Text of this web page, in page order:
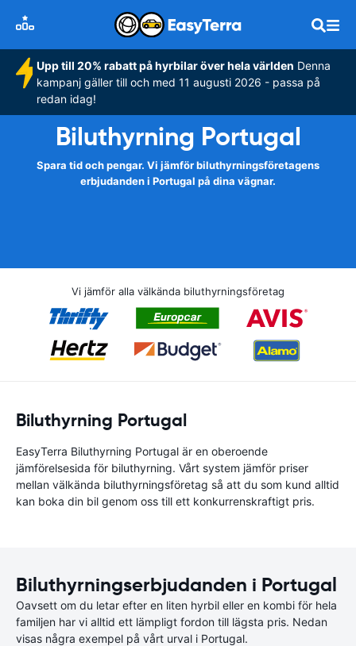
Upp till 20% rabatt på hyrbilar över hela världen Denna
kampanj gäller till och med 11 augusti 2026 - passa på
redan idag!
Biluthyrning Portugal
Spara tid och pengar. Vi jämför biluthyrningsföretagens
erbjudanden i Portugal på dina vägnar.
Vi jämför alla välkända biluthyrningsföretag
Biluthyrning Portugal
EasyTerra Biluthyrning Portugal är en oberoende
jämförelsesida för biluthyrning. Vårt system jämför priser
mellan välkända biluthyrningsföretag så att du som kund alltid
kan boka din bil genom oss till ett konkurrenskraftigt pris.
Biluthyrningserbjudanden i Portugal
Oavsett om du letar efter en liten hyrbil eller en kombi för hela
familjen har vi alltid ett lämpligt fordon till lägsta pris. Nedan
visas några exempel på vårt urval i Portugal.